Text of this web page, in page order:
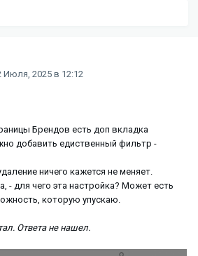
Июля, 2025 в 12:12
Брендов есть доп вкладка
добавить едиственный фильтр -
ничего кажется не меняет.
- для чего эта настройка? Может есть
которую упускаю.
Ответа не нашел.